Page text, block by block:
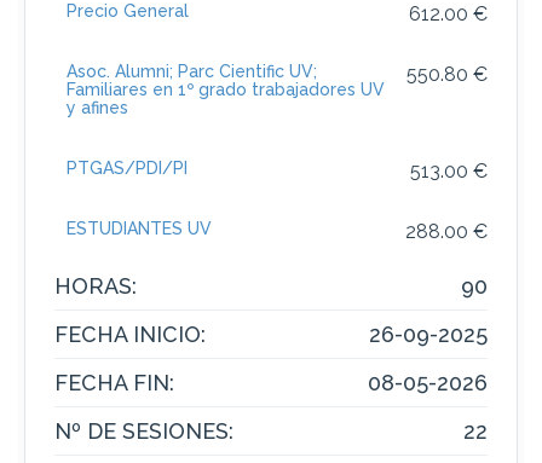
612.00 €
Precio General
550.80 €
Asoc. Alumni; Parc Cientific UV;
Familiares en 1º grado trabajadores UV
y afines
513.00 €
PTGAS/PDI/PI
288.00 €
ESTUDIANTES UV
HORAS:
90
FECHA INICIO:
26-09-2025
FECHA FIN:
08-05-2026
Nº DE SESIONES:
22